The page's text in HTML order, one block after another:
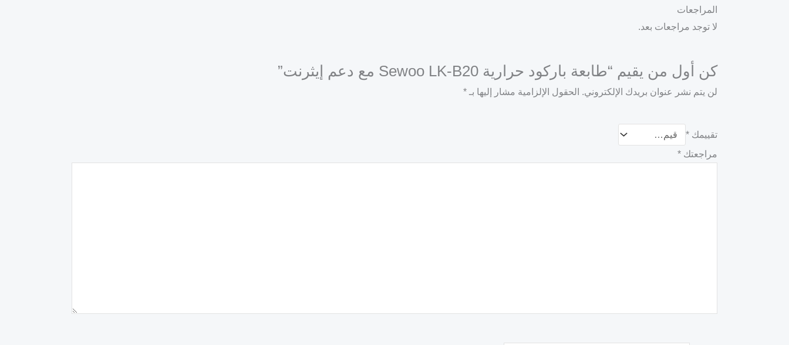
المراجعات
لا توجد مراجعات بعد.
كن أول من يقيم “طابعة باركود حرارية Sewoo LK-B20 مع دعم إيثرنت”
لن يتم نشر عنوان بريدك الإلكتروني. الحقول الإلزامية مشار إليها بـ *
تقييمك *
مراجعتك *